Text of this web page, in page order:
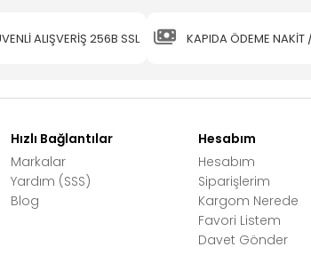
ALIŞVERİŞ 256B SSL KAPIDA ÖDEME NAKİT
Hızlı Bağlantılar
Markalar
Yardım (SSS)
Blog
Hesabım
Hesabım
Siparişlerim
Kargom Nerede
Favori Listem
Davet Gönder